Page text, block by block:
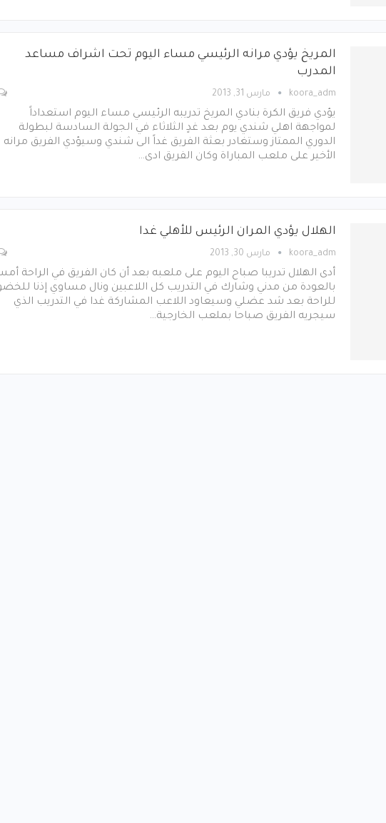
المريخ يؤدي مرانه الرئيسي مساء اليوم تحت اشراف مساعد
المدرب
koora_adm مارس 31, 2013
يؤدي فريق الكرة بنادي المريخ تدريبه الرئيسي مساء اليوم استعداداً
لمواجهة اهلي شندي يوم بعد غدٍ الثلاثاء في الجولة السادسة لبطولة
الدوري الممتاز وستغادر بعثة الفريق غداً الى شندي وسيؤدي الفريق مرانه
الأخير على ملعب المباراة وكان الفريق ادى…
الهلال يؤدي المران الرئيس للأهلي غدا
koora_adm مارس 30, 2013
أدى الهلال تدريبا صباح اليوم على ملعبه بعد أن كان الفريق في الراحة
بالعودة من مدني وشارك في التدريب كل اللاعبين ونال مساوي إذنا
للراحة بعد شد عضلي وسيعاود اللاعب المشاركة غدا في التدريب الذي
سيجريه الفريق صباحا بملعب الخارجية…